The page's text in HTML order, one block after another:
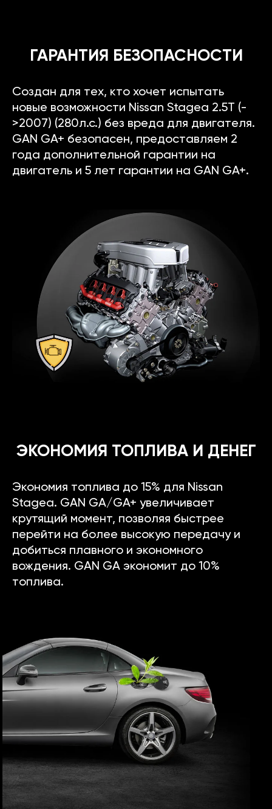
ГАРАНТИЯ БЕЗОПАСНОСТИ
Создан для тех, кто хочет испытать
новые возможности Nissan Stagea 2.5T (-
>2007) (280л.с.) без вреда для двигателя.
GAN GA+ безопасен, предоставляем 2
года дополнительной гарантии на
двигатель и 5 лет гарантии на GAN GA+.
ЭКОНОМИЯ ТОПЛИВА И ДЕНЕГ
Экономия топлива до 15% для Nissan
Stagea. GAN GA/GA+ увеличивает
крутящий момент, позволяя быстрее
перейти на более высокую передачу и
добиться плавного и экономного
вождения. GAN GA экономит до 10%
топлива.